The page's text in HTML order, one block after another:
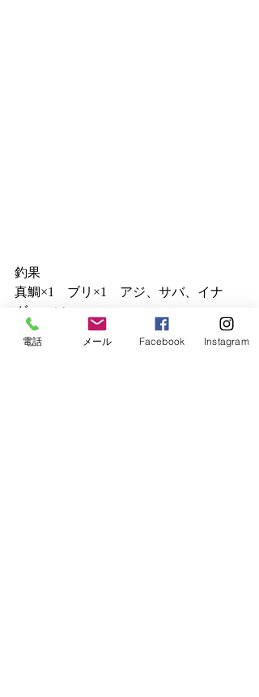
釣果
真鯛×1　ブリ×1　アジ、サバ、イナ
ダ、エソ
本日はご乗船ありがとうございまし
電話 メール Facebook Instagram